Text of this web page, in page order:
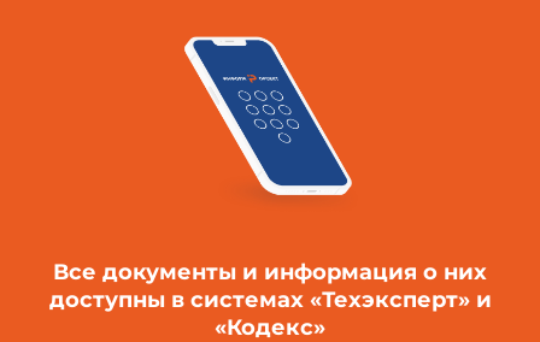
Все документы и информация о них
доступны в системах «Техэксперт» и
«Кодекс»